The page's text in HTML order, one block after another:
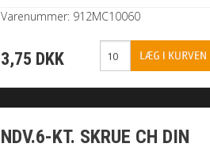
Varenummer: 912MC10060
3,75 DKK
NDV.6-KT. SKRUE CH DIN